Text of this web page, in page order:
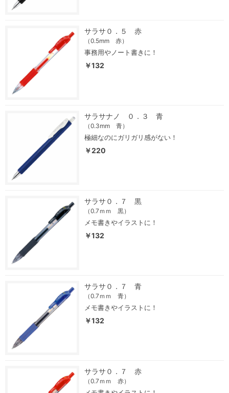
サラサ０．５ 赤
（0.5mm 赤）
事務用やノート書きに！
￥132
サラサナノ ０．３ 青
（0.3mm 青）
極細なのにガリガリ感がない！
￥220
サラサ０．７ 黒
（0.7ｍｍ 黒）
メモ書きやイラストに！
￥132
サラサ０．７ 青
（0.7ｍｍ 青）
メモ書きやイラストに！
￥132
サラサ０．７ 赤
（0.7ｍｍ 赤）